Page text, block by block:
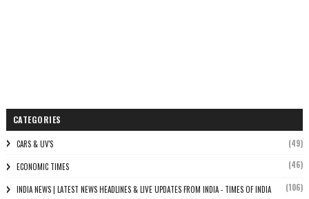
CATEGORIES
CARS & UV'S (49)
ECONOMIC TIMES (46)
INDIA NEWS | LATEST NEWS HEADLINES & LIVE UPDATES FROM INDIA - TIMES OF INDIA (106)